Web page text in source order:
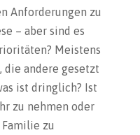
Anforderungen zu
– aber sind es
Meistens
die andere gesetzt
ist dringlich? Ist
zu nehmen oder
zu